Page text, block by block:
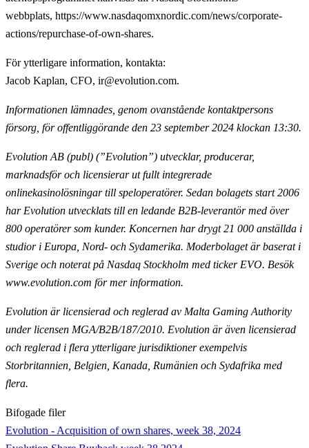
webbplats, https://www.nasdaqomxnordic.com/news/corporate-
actions/repurchase-of-own-shares.
För ytterligare information, kontakta:
Jacob Kaplan, CFO, ir@evolution.com.
Informationen lämnades, genom ovanstående kontaktpersons
försorg, för offentliggörande den 23 september 2024 klockan 13:30.
Evolution AB (publ) (”Evolution”) utvecklar, producerar,
marknadsför och licensierar ut fullt integrerade
onlinekasinolösningar till speloperatörer. Sedan bolagets start 2006
har Evolution utvecklats till en ledande B2B-leverantör med över
800 operatörer som kunder. Koncernen har drygt 21 000 anställda i
studior i Europa, Nord- och Sydamerika. Moderbolaget är baserat i
Sverige och noterat på Nasdaq Stockholm med ticker EVO. Besök
www.evolution.com för mer information.
Evolution är licensierad och reglerad av Malta Gaming Authority
under licensen MGA/B2B/187/2010. Evolution är även licensierad
och reglerad i flera ytterligare jurisdiktioner exempelvis
Storbritannien, Belgien, Kanada, Rumänien och Sydafrika med
flera.
Bifogade filer
Evolution - Acquisition of own shares, week 38, 2024